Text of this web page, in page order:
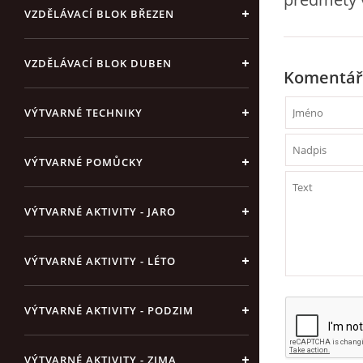
VZDĚLÁVACÍ BLOK BŘEZEN
VZDĚLÁVACÍ BLOK DUBEN
VÝTVARNÉ TECHNIKY
VÝTVARNÉ POMŮCKY
VÝTVARNÉ AKTIVITY - JARO
VÝTVARNÉ AKTIVITY - LÉTO
VÝTVARNÉ AKTIVITY - PODZIM
VÝTVARNÉ AKTIVITY - ZIMA